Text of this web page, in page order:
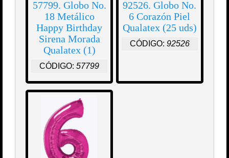
57799. Globo No.
18 Metálico
Happy Birthday
Sirena Morada
Qualatex (1)
CÓDIGO: 57799
92526. Globo No.
6 Corazón Piel
Qualatex (25 uds)
CÓDIGO: 92526